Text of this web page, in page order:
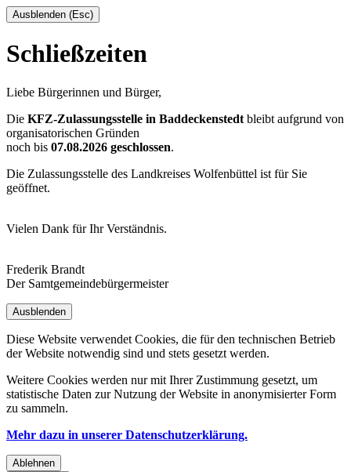
Ausblenden (Esc)
Schließzeiten
Liebe Bürgerinnen und Bürger,
Die KFZ-Zulassungsstelle in Baddeckenstedt bleibt aufgrund von
organisatorischen Gründen
noch bis 07.08.2026 geschlossen.
Die Zulassungsstelle des Landkreises Wolfenbüttel ist für Sie
geöffnet.
Vielen Dank für Ihr Verständnis.
Frederik Brandt
Der Samtgemeindebürgermeister
Ausblenden
Diese Website verwendet Cookies, die für den technischen Betrieb
der Website notwendig sind und stets gesetzt werden.
Weitere Cookies werden nur mit Ihrer Zustimmung gesetzt, um
statistische Daten zur Nutzung der Website in anonymisierter Form
zu sammeln.
Mehr dazu in unserer Datenschutzerklärung.
Ablehnen